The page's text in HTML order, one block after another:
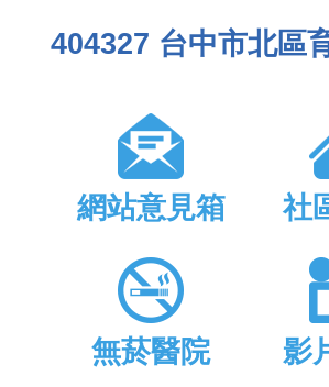
404327 台中市北區
網站意見箱 社
無菸醫院 影